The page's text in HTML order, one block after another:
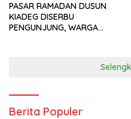
PASAR RAMADAN DUSUN
KIADEG DISERBU
PENGUNJUNG, WARGA
Berita Populer